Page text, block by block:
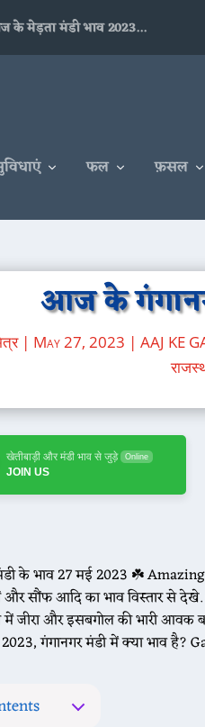
के मेड़ता मंडी भाव 2023...
फल फ़सल
आज के
| May 27, 2023 | AAJ KE
खेतीबाड़ी और मंडी भाव से जुड़े Online
JOIN US
के भाव 27 मई 2023 ☘️ Amazing
और सौंफ आदि का भाव विस्तार
जीरा और इसबगोल की भारी आवक
गंगानगर मंडी में क्या भाव है?